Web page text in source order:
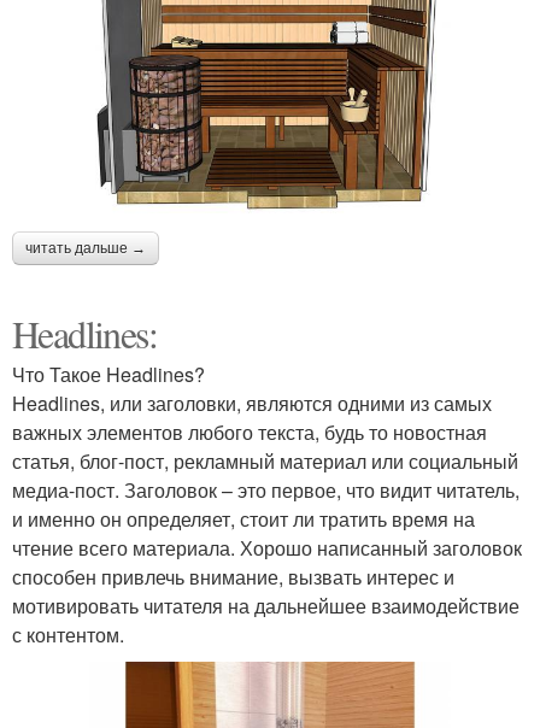
читать дальше →
Headlines:
Что Такое Headlines?
Headlines, или заголовки, являются одними из самых
важных элементов любого текста, будь то новостная
статья, блог-пост, рекламный материал или социальный
медиа-пост. Заголовок – это первое, что видит читатель,
и именно он определяет, стоит ли тратить время на
чтение всего материала. Хорошо написанный заголовок
способен привлечь внимание, вызвать интерес и
мотивировать читателя на дальнейшее взаимодействие
с контентом.